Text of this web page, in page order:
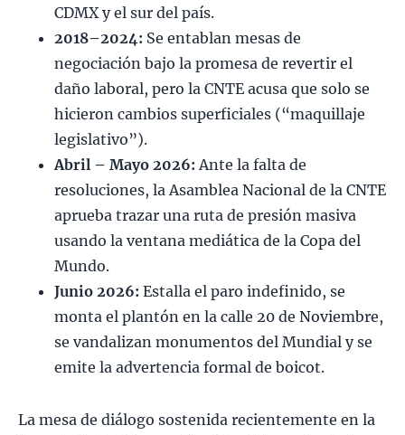
CDMX y el sur del país.
2018–2024: Se entablan mesas de
negociación bajo la promesa de revertir el
daño laboral, pero la CNTE acusa que solo se
hicieron cambios superficiales (“maquillaje
legislativo”).
Abril – Mayo 2026: Ante la falta de
resoluciones, la Asamblea Nacional de la CNTE
aprueba trazar una ruta de presión masiva
usando la ventana mediática de la Copa del
Mundo.
Junio 2026: Estalla el paro indefinido, se
monta el plantón en la calle 20 de Noviembre,
se vandalizan monumentos del Mundial y se
emite la advertencia formal de boicot.
La mesa de diálogo sostenida recientemente en la